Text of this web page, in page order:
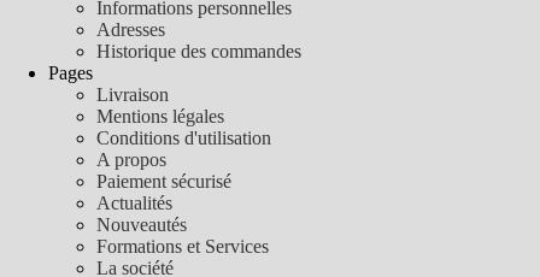
Informations personnelles
Adresses
Historique des commandes
Pages
Livraison
Mentions légales
Conditions d'utilisation
A propos
Paiement sécurisé
Actualités
Nouveautés
Formations et Services
La société